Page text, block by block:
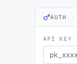
AUTH
API KEY